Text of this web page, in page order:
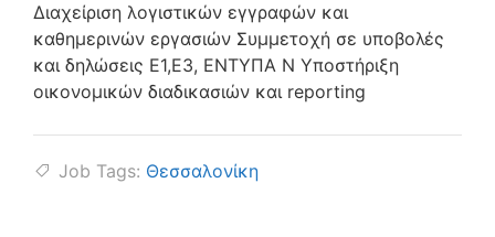
Διαχείριση λογιστικών εγγραφών και
καθημερινών εργασιών Συμμετοχή σε υποβολές
και δηλώσεις Ε1,Ε3, ΕΝΤΥΠΑ Ν Υποστήριξη
οικονομικών διαδικασιών και reporting
Job Tags: Θεσσαλονίκη